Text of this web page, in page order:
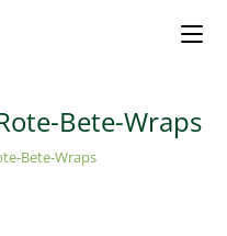
Bete-Wraps
Bete-Wraps